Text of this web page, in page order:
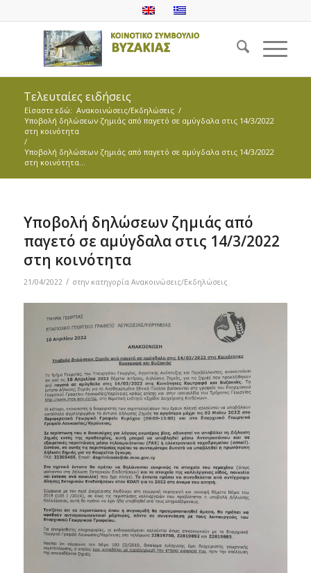
Τελευταίες ειδήσεις
Είσαστε εδώ: Ανακοινώσεις/Εκδηλώσεις /
Υποβολή δηλώσεων ζημιάς από παγετό σε αμύγδαλα στις 14/3/2022
στη κοινότητα
/
Υποβολή δηλώσεων ζημιάς από παγετό σε αμύγδαλα στις 14/3/2022
στη κοινότητα...
Υποβολή δηλώσεων ζημιάς από
παγετό σε αμύγδαλα στις 14/3/2022
στη κοινότητα
21/04/2022 / στην κατηγορία Ανακοινώσεις/Εκδηλώσεις